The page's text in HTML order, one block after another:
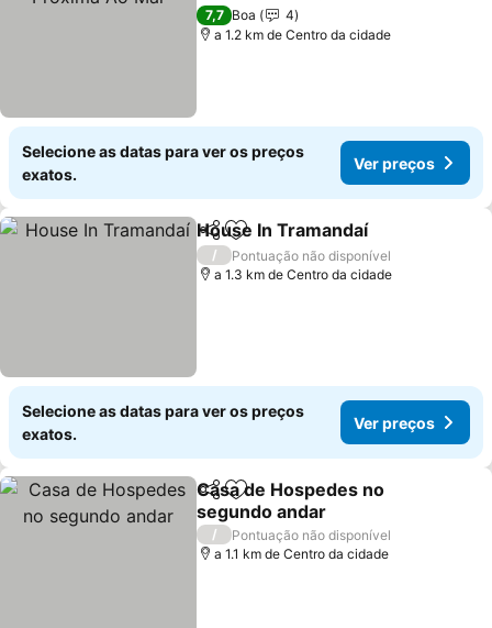
7,7 Boa
4
a 1.2 km de Centro da cidade
Selecione as datas para ver os preços
exatos.
Ver preços
PartilharAdicionar aos favoritos
House In Tramandaí
/
Pontuação não disponível
a 1.3 km de Centro da cidade
Selecione as datas para ver os preços
exatos.
Ver preços
PartilharAdicionar aos favoritos
Casa de Hospedes no
segundo andar
/
Pontuação não disponível
a 1.1 km de Centro da cidade